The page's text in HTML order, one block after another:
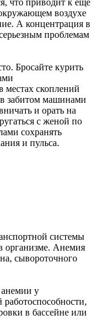
воздухе
А концентрация в
проблемам
Бросайте курить
скоплений
в забитом машинами
и орать на
с женой по
сохранять
и пульса.
системы
организме. Анемия
сывороточного
у
в бассейне или